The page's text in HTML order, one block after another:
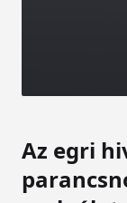
Az egri